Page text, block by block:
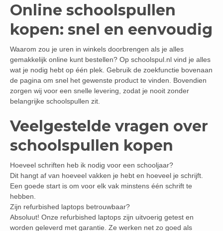
Online schoolspullen
kopen: snel en eenvoudig
Waarom zou je uren in winkels doorbrengen als je alles
gemakkelijk online kunt bestellen? Op schoolspul.nl vind je alles
wat je nodig hebt op één plek. Gebruik de zoekfunctie bovenaan
de pagina om snel het gewenste product te vinden. Bovendien
zorgen wij voor een snelle levering, zodat je nooit zonder
belangrijke schoolspullen zit.
Veelgestelde vragen over
schoolspullen kopen
Hoeveel schriften heb ik nodig voor een schooljaar?
Dit hangt af van hoeveel vakken je hebt en hoeveel je schrijft.
Een goede start is om voor elk vak minstens één schrift te
hebben.
Zijn refurbished laptops betrouwbaar?
Absoluut! Onze refurbished laptops zijn uitvoerig getest en
worden geleverd met garantie. Ze werken net zo goed als